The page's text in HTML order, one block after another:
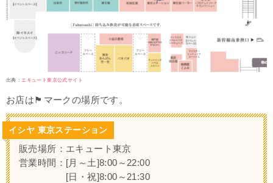
出典： エキュート東京公式サイト
お店は🏴マークの場所です。
イシヤ 東京ステーション
販売場所：エキュート東京
営業時間：[月～土]8:00～22:00
[日・祝]8:00～21:30